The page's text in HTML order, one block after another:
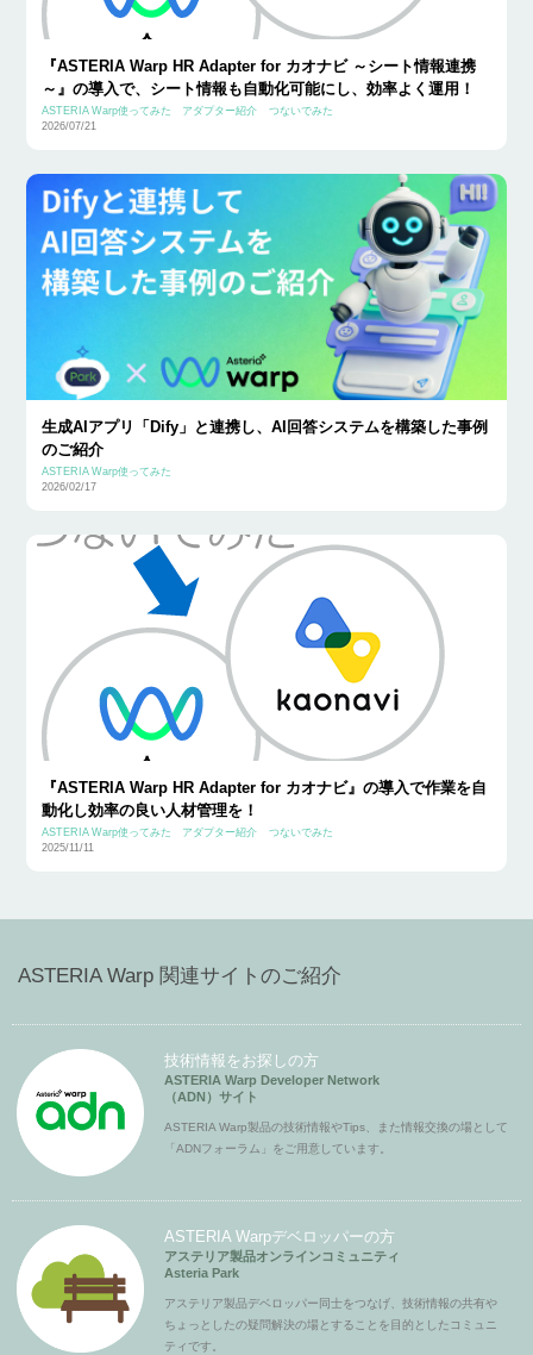
『ASTERIA Warp HR Adapter for カオナビ ～シート情報連携
～』の導入で、シート情報も自動化可能にし、効率よく運用！
ASTERIA Warp使ってみた アダプター紹介
つないでみた
2026/07/21
生成AIアプリ「Dify」と連携し、AI回答システムを構築した事例
のご紹介
ASTERIA Warp使ってみた
2026/02/17
『ASTERIA Warp HR Adapter for カオナビ』の導入で作業を自
動化し効率の良い人材管理を！
ASTERIA Warp使ってみた アダプター紹介
つないでみた
2025/11/11
ASTERIA Warp 関連サイトのご紹介
技術情報をお探しの方
ASTERIA Warp Developer Network
（ADN）サイト
ASTERIA Warp製品の技術情報やTips、また情報交換の場として
「ADNフォーラム」をご用意しています。
ASTERIA Warpデベロッパーの方
アステリア製品オンラインコミュニティ
Asteria Park
アステリア製品デベロッパー同士をつなげ、技術情報の共有や
ちょっとしたの疑問解決の場とすることを目的としたコミュニ
ティです。